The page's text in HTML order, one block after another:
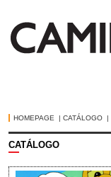
HOMEPAGE | CATÁLOGO|
CATÁLOGO